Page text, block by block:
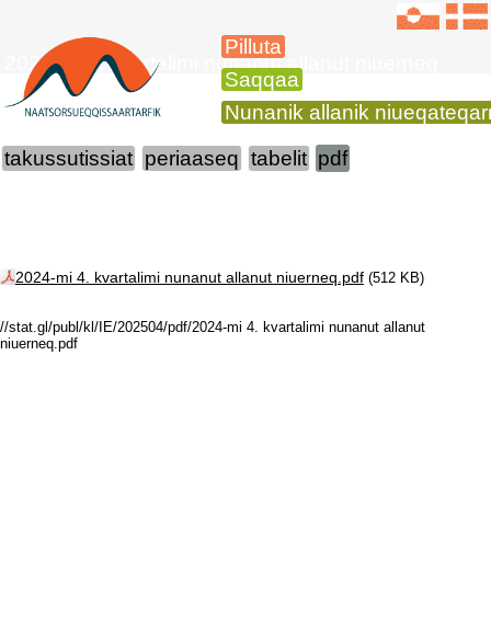
Pilluta
Saqqaa
Nunanik allanik
2024-mi 4. kvartalimi nunanut allanut niuerneq
takussutissiat periaaseq tabelit pdf
2024-mi 4. kvartalimi nunanut allanut niuerneq.pdf(512 KB)
//stat.gl/publ/kl/IE/202504/pdf/2024-mi 4. kvartalimi nunanut allanut
niuerneq.pdf